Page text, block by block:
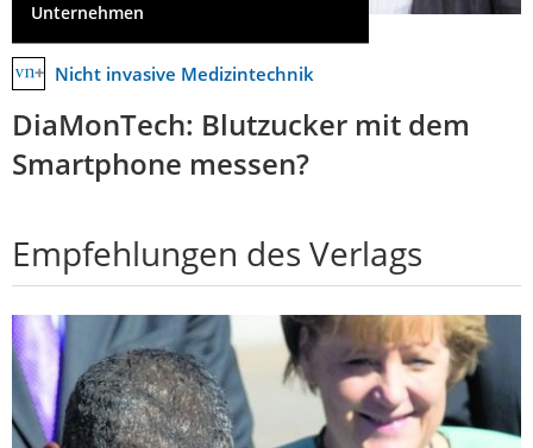
Unternehmen
Nicht invasive Medizintechnik
DiaMonTech: Blutzucker mit dem
Smartphone messen?
Empfehlungen des Verlags